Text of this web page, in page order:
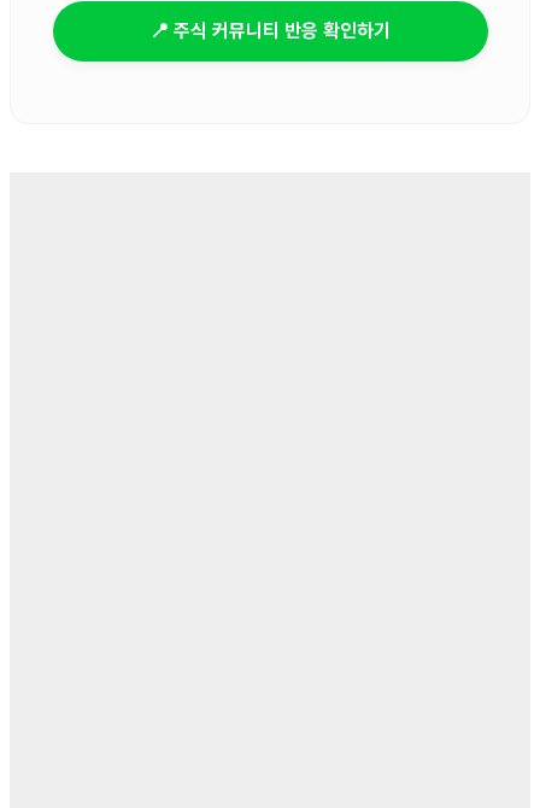
📍 주식 커뮤니티 반응 확인하기